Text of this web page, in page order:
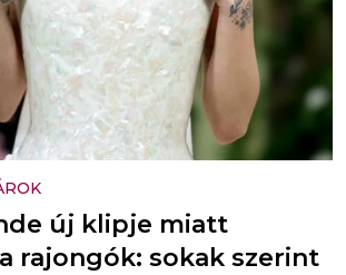
új klipje miatt
rajongók: sokak szerint